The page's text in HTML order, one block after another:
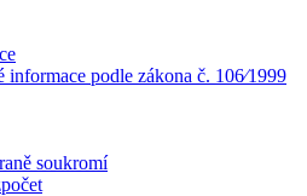
informace podle zákona č. 106⁄1999
soukromí